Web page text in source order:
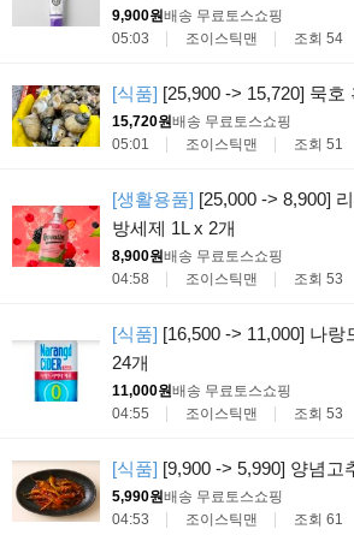
9,900원배송 무료토스쇼핑
05:03
조이스틱맨 조회 54
[식품] [25,900 -> 15,720] 묵호
15,720원배송 무료토스쇼핑
05:01
조이스틱맨 조회 51
[생활용품] [25,000 -> 8,900]
방세제 1L x 2개
8,900원배송 무료토스쇼핑
04:58
조이스틱맨 조회 53
[식품] [16,500 -> 11,000] 나
24개
11,000원배송 무료토스쇼핑
04:55
조이스틱맨 조회 53
[식품] [9,900 -> 5,990] 양념고
5,990원배송 무료토스쇼핑
04:53
조이스틱맨 조회 61